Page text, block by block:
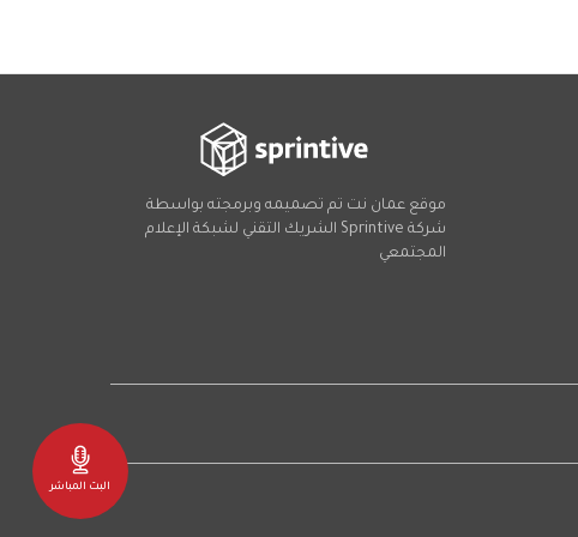
البث المباشر
موقع عمان نت تم تصميمه وبرمجته بواسطة
شركة Sprintive الشريك التقني لشبكة الإعلام
المجتمعي